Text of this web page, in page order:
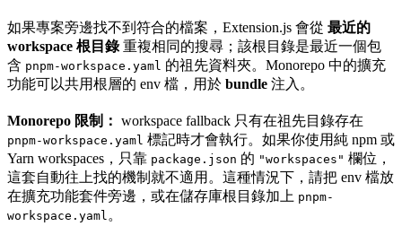
如果專案旁邊找不到符合的檔案，Extension.js 會從 最近的
workspace 根目錄重複相同的搜尋；該根目錄是最近一個包
含 pnpm-workspace.yaml 的祖先資料夾。Monorepo 中的擴充
功能可以共用根層的 env 檔，用於 bundle 注入。
Monorepo 限制： workspace fallback 只有在祖先目錄存在
pnpm-workspace.yaml 標記時才會執行。如果你使用純 npm 或
Yarn workspaces，只靠 package.json 的 "workspaces" 欄位，
這套自動往上找的機制就不適用。這種情況下，請把 env 檔放
在擴充功能套件旁邊，或在儲存庫根目錄加上 pnpm-
workspace.yaml。